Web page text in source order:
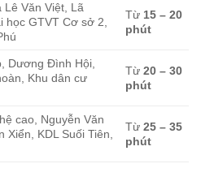
Lê Văn Việt, Lã
học GTVT Cơ sở 2,
Từ 15 – 20
phút
Dương Đình Hội,
Khu dân cư
Từ20 – 30
phút
cao, Nguyễn Văn
Xiển, KDL Suối Tiên,
Từ25 – 35
phút